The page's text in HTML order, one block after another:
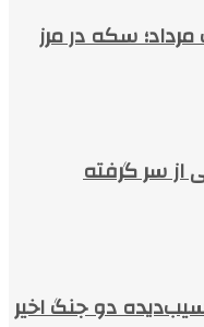
سکه در مرز
از سر گرفته
آسیب‌دیده دو جنگ اخیر